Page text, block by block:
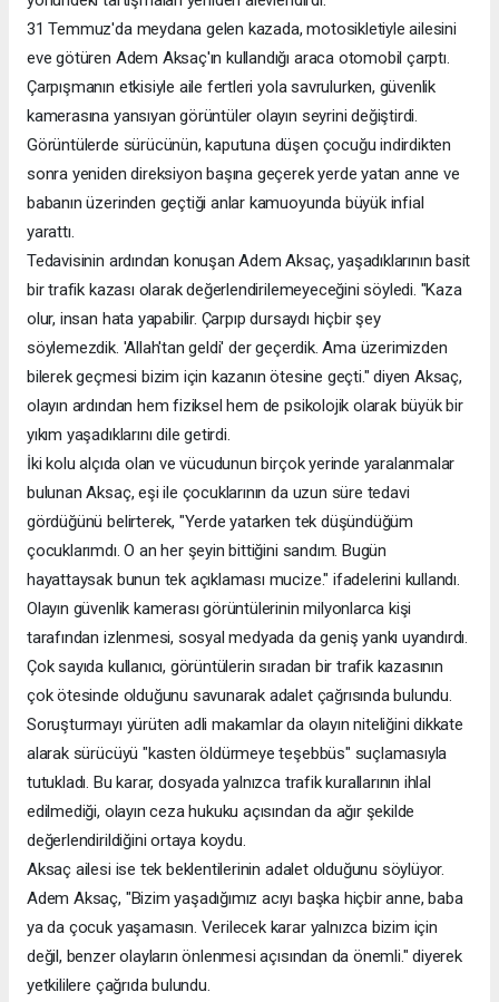
yönündeki tartışmaları yeniden alevlendirdi.
31 Temmuz'da meydana gelen kazada, motosikletiyle ailesini
eve götüren Adem Aksaç'ın kullandığı araca otomobil çarptı.
Çarpışmanın etkisiyle aile fertleri yola savrulurken, güvenlik
kamerasına yansıyan görüntüler olayın seyrini değiştirdi.
Görüntülerde sürücünün, kaputuna düşen çocuğu indirdikten
sonra yeniden direksiyon başına geçerek yerde yatan anne ve
babanın üzerinden geçtiği anlar kamuoyunda büyük infial
yarattı.
Tedavisinin ardından konuşan Adem Aksaç, yaşadıklarının basit
bir trafik kazası olarak değerlendirilemeyeceğini söyledi. "Kaza
olur, insan hata yapabilir. Çarpıp dursaydı hiçbir şey
söylemezdik. 'Allah'tan geldi' der geçerdik. Ama üzerimizden
bilerek geçmesi bizim için kazanın ötesine geçti." diyen Aksaç,
olayın ardından hem fiziksel hem de psikolojik olarak büyük bir
yıkım yaşadıklarını dile getirdi.
İki kolu alçıda olan ve vücudunun birçok yerinde yaralanmalar
bulunan Aksaç, eşi ile çocuklarının da uzun süre tedavi
gördüğünü belirterek, "Yerde yatarken tek düşündüğüm
çocuklarımdı. O an her şeyin bittiğini sandım. Bugün
hayattaysak bunun tek açıklaması mucize." ifadelerini kullandı.
Olayın güvenlik kamerası görüntülerinin milyonlarca kişi
tarafından izlenmesi, sosyal medyada da geniş yankı uyandırdı.
Çok sayıda kullanıcı, görüntülerin sıradan bir trafik kazasının
çok ötesinde olduğunu savunarak adalet çağrısında bulundu.
Soruşturmayı yürüten adli makamlar da olayın niteliğini dikkate
alarak sürücüyü "kasten öldürmeye teşebbüs" suçlamasıyla
tutukladı. Bu karar, dosyada yalnızca trafik kurallarının ihlal
edilmediği, olayın ceza hukuku açısından da ağır şekilde
değerlendirildiğini ortaya koydu.
Aksaç ailesi ise tek beklentilerinin adalet olduğunu söylüyor.
Adem Aksaç, "Bizim yaşadığımız acıyı başka hiçbir anne, baba
ya da çocuk yaşamasın. Verilecek karar yalnızca bizim için
değil, benzer olayların önlenmesi açısından da önemli." diyerek
yetkililere çağrıda bulundu.